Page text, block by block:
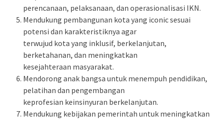
perencanaan, pelaksanaan, dan operasionalisasi IKN.
Mendukung pembangunan kota yang iconic sesuai
potensi dan karakteristiknya agar
terwujud kota yang inklusif, berkelanjutan,
berketahanan, dan meningkatkan
kesejahteraan masyarakat.
Mendorong anak bangsa untuk menempuh pendidikan,
pelatihan dan pengembangan
keprofesian keinsinyuran berkelanjutan.
Mendukung kebijakan pemerintah untuk meningkatkan